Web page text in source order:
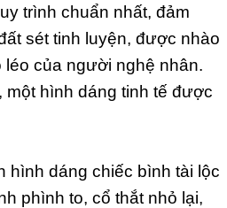
trình chuẩn nhất, đảm
sét tinh luyện, được nhào
của người nghệ nhân.
hình dáng tinh tế được
hình dáng chiếc bình tài lộc
phình to, cổ thắt nhỏ lại,